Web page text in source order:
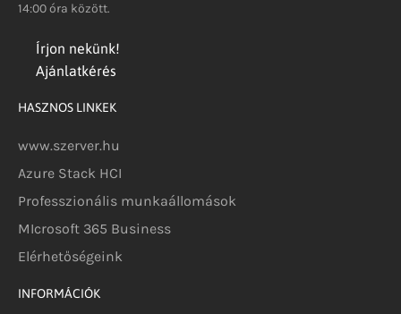
14:00 óra között.
Írjon nekünk!
Ajánlatkérés
HASZNOS LINKEK
www.szerver.hu
Azure Stack HCI
Professzionális munkaállomások
MIcrosoft 365 Business
Elérhetőségeink
INFORMÁCIÓK